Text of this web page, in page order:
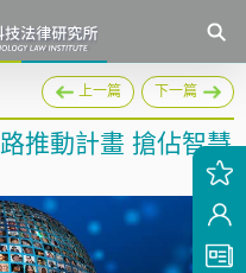
上一篇 下一篇
推動計畫 搶佔智慧